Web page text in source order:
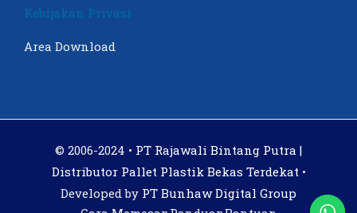
Kebijakan Privasi
Area Download
© 2006-2024 • PT Rajawali Bintang Putra |
Distributor Pallet Plastik Bekas Terdekat•
Developed by PT Bunhaw Digital Group